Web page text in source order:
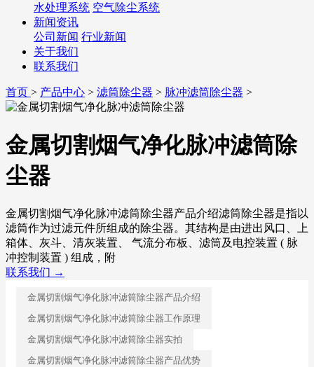
水处理系统 空气除尘系统
新闻资讯
公司新闻 行业新闻
关于我们
联系我们
首页 > 产品中心 > 滤筒除尘器 > 脉冲滤筒除尘器 >
金属切割烟气净化脉冲滤筒除
尘器
金属切割烟气净化脉冲滤筒除尘器产品介绍滤筒除尘器是指以
滤筒作为过滤元件所组成的除尘器。其结构是由进出风口、上
箱体、灰斗、清灰装置、 气流分布板、滤筒及电控装置 ( 脉
冲控制装置 ) 组成，附
联系我们 →
金属切割烟气净化脉冲滤筒除尘器产品介绍
金属切割烟气净化脉冲滤筒除尘器工作原理
金属切割烟气净化脉冲滤筒除尘器实拍
金属切割烟气净化脉冲滤筒除尘器产品优势